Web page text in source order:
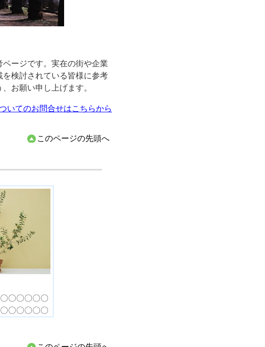
ージです。実在の街や企業
検討されている皆様に参考
お願い申し上げます。
いてのお問合せはこちらから
このページの先頭へ
〇〇〇〇〇
〇〇〇〇〇